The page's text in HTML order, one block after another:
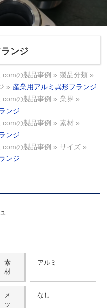
ンジ
の製品事例 » 製品分類 »
» 産業用アルミ異形フランジ
の製品事例 » 業界 »
ンジ
の製品事例 » 素材 »
ンジ
の製品事例 » サイズ »
ンジ
素
材
アルミ
メ
ッ
なし